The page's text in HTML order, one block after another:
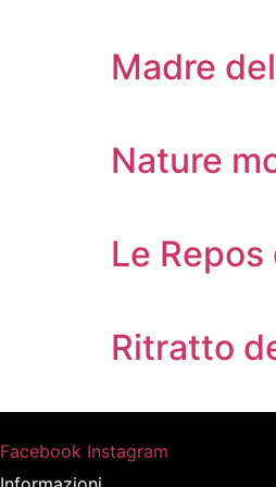
Madre
Nature
Le
Ritratto
Facebook Instagram